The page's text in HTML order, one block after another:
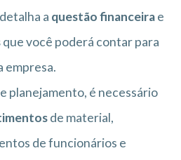
a questão financeirae
que você poderá contar para
empresa.
planejamento, é necessário
de material,
de funcionários e